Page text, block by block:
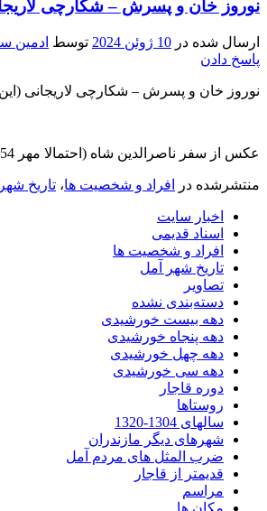
نوروز خان و پسرش – شکارچی لاریجانی 1254
ارسال شده در 10 ژوئن 2024 توسط ادمین
پاسخ دادن
نوروز خان و پسرش – شکارچی لاریجانی
عکس از سفر ناصرالدین شاه (احتمالا مهر 1254 خورشیدی)
منتشرشده در افراد و شخصیت ها، تاریخ
اخبار سایت
اسناد قدیمی
افراد و شخصیت ها
تاریخ شهر آمل
تصاویر
دسته‌بندی نشده
دهه بیست خورشیدی
دهه پنجاه خورشیدی
دهه چهل خورشیدی
دهه سی خورشیدی
دوره قاجار
روستاها
سالهای 1304-1320
شهرهای دیگر مازندران
ضرب المثل های مردم آمل
قدیمتر از قاجار
مراسم
مکان ها